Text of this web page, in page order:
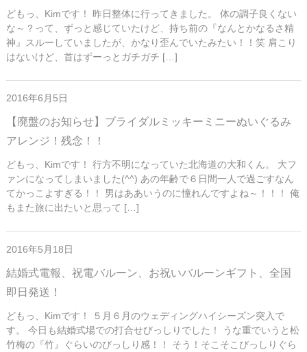
どもっ、Kimです！ 昨日整体に行ってきました。 体の調子良くない
な～？って、ずっと感じていたけど、持ち前の『なんとかなるさ精
神』スルーしていましたが、かなり歪んでいたみたい！！笑 肩こり
はないけど、首はずーっとガチガチ […]
2016年6月5日
【廃盤のお知らせ】ブライダルミッキーミニーぬいぐるみ
アレンジ！残念！！
どもっ、Kimです！ 行方不明になっていた北海道の大和くん。 大フ
ァンになってしまいました(^^) あの年齢で６日間一人で過ごすなん
てかっこよすぎる！！ 男はああいうのに憧れんですよね～！！！ 俺
もまた旅に出たいと思って […]
2016年5月18日
結婚式電報、祝電バルーン、お祝いバルーンギフト、全国
即日発送！
どもっ、Kimです！ ５月６月のウェディングハイシーズン突入で
す。 今日も結婚式場での打合せびっしりでした！ うな重でいうと松
竹梅の『竹』ぐらいのびっしり感！！ そう！そこそこびっしりぐら